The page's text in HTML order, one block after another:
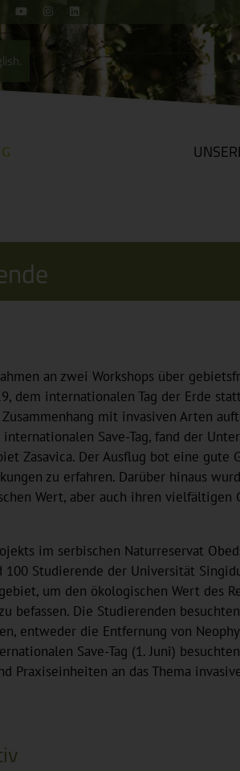
an zwei Workshops über
dem internationalen Tag der Erde
mit invasiven Arten
Save-Tag, fand der
Zasavica. Der Ausflug bot eine gute
zu erfahren. Darüber hinaus
Wert, aber auch ihren vielfältigen
im serbischen Naturreservat
100 Studierende der Universität
um den ökologischen Wert des
befassen. Die Studierenden
entweder die Entfernung von
Save-Tag (1. Juni)
Praxiseinheiten an das Thema